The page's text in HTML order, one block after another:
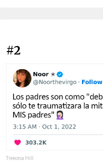
#2
Treeona Hill